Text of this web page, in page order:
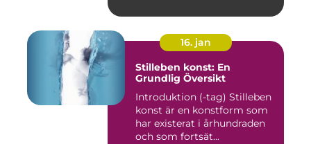
16. jan
Stilleben konst: En
Grundlig Översikt
Introduktion (-tag) Stilleben
konst är en konstform som
har existerat i århundraden
och som fortsät...